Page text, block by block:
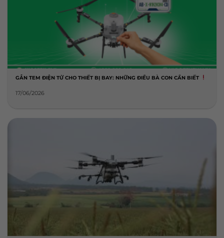
GẮN TEM ĐIỆN TỬ CHO THIẾT BỊ BAY: NHỮNG ĐIỀU BÀ CON CẦN BIẾT
17/06/2026